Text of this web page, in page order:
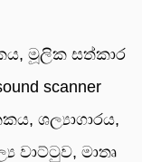
මූලික සත්කාර
scanner
ශල්‍යාගාරය,
වාට්ටුව, මාතෘ